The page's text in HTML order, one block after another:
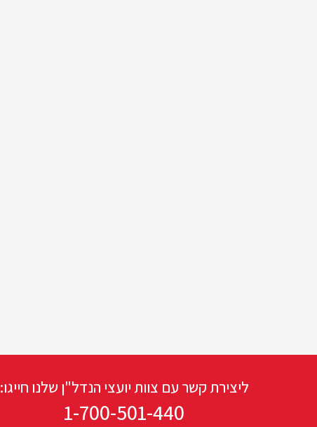
ליצירת קשר עם צוות יועצי הנדל"ן שלנו חייגו:
1-700-501-440